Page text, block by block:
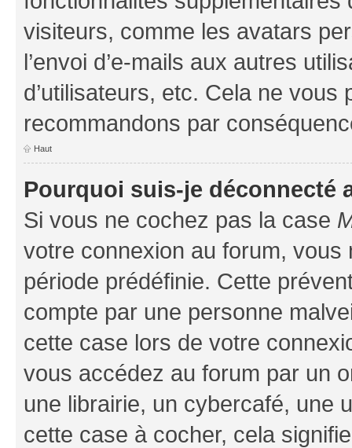
visiteurs, comme les avatars
l’envoi d’e-mails aux autres
d’utilisateurs, etc. Cela ne vous
recommandons par
Haut
Pourquoi suis-je déconnecté
Si vous ne cochez pas la case
votre connexion au forum,
période prédéfinie. Cette
compte par une personne
cette case lors de votre
vous accédez au forum par un
une librairie, un cybercafé, une
cette case à cocher, cela